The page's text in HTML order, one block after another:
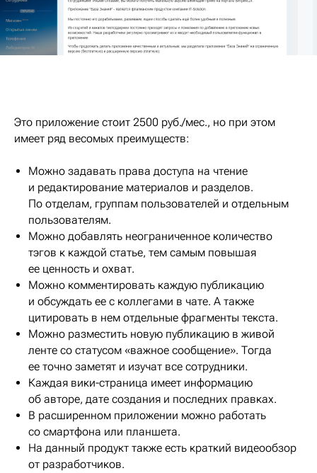
Это приложение стоит 2500 руб./мес., но при этом
имеет ряд весомых преимуществ:
Можно задавать права доступа на чтение
и редактирование материалов и разделов.
По отделам, группам пользователей и отдельным
пользователям.
Можно добавлять неограниченное количество
тэгов к каждой статье, тем самым повышая
ее ценность и охват.
Можно комментировать каждую публикацию
и обсуждать ее с коллегами в чате. А также
цитировать в нем отдельные фрагменты текста.
Можно разместить новую публикацию в живой
ленте со статусом «важное сообщение». Тогда
ее точно заметят и изучат все сотрудники.
Каждая вики-страница имеет информацию
об авторе, дате создания и последних правках.
В расширенном приложении можно работать
со смартфона или планшета.
На данный продукт также есть краткий видеообзор
от разработчиков.